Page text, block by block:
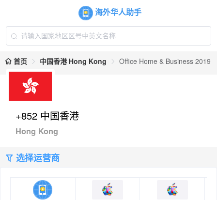
海外华人助手
首页 中国香港 Hong Kong Office Home & Business 2019
+852 中国香港
Hong Kong
选择运营商